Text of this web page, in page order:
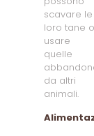
scavare le
loro tane o
usare
quelle
da altri
animali.